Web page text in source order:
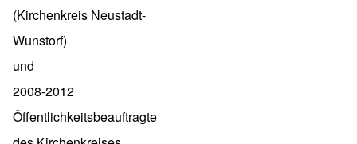
(Kirchenkreis Neustadt-
Wunstorf)
und
2008-2012
Öffentlichkeitsbeauftragte